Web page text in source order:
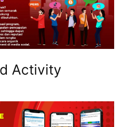
Activity